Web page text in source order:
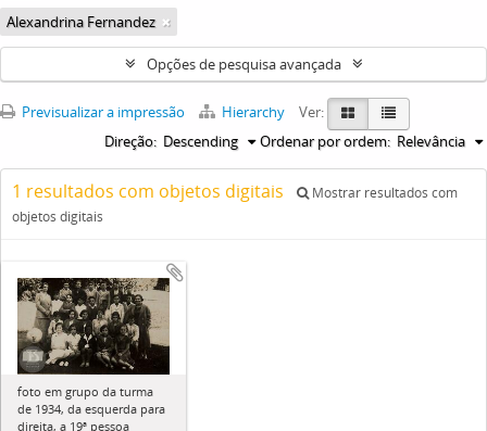
Alexandrina Fernandez
Opções de pesquisa avançada
Previsualizar a impressão Hierarchy
Ver:
Ordenar por ordem: Relevância
Direção: Descending
1 resultados com objetos digitais
Mostrar resultados com
objetos digitais
foto em grupo da turma
de 1934, da esquerda para
direita, a 19ª pessoa